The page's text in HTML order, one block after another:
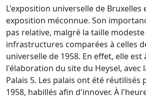
L'exposition universelle de Bruxelles
exposition méconnue. Son
pas relative, malgré la taille modeste
infrastructures comparées à celles
universelle de 1958. En effet, elle
l'élaboration du site du Heysel, avec
Palais 5. Les palais ont été
1958, habillés afin d'innover. À